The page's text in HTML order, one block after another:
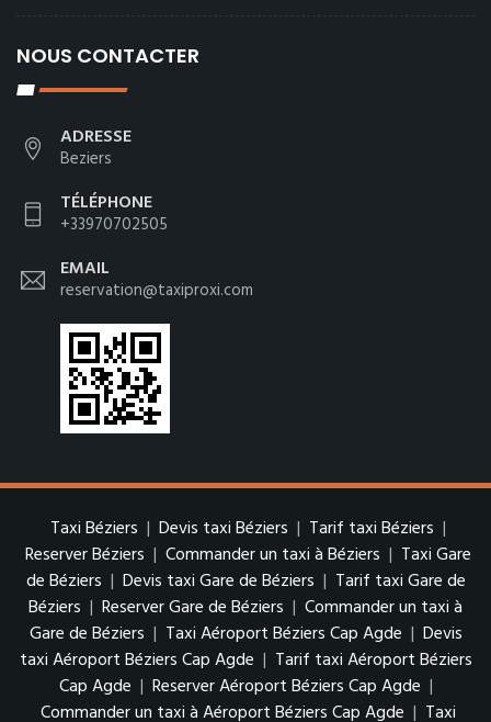
NOUS CONTACTER
ADRESSE
Beziers
TÉLÉPHONE
+33970702505
EMAIL
reservation@taxiproxi.com
Taxi Béziers | Devis taxi Béziers | Tarif taxi Béziers |
Reserver Béziers | Commander un taxi à Béziers | Taxi Gare
de Béziers | Devis taxi Gare de Béziers | Tarif taxi Gare de
Béziers | Reserver Gare de Béziers | Commander un taxi à
Gare de Béziers | Taxi Aéroport Béziers Cap Agde | Devis
taxi Aéroport Béziers Cap Agde | Tarif taxi Aéroport Béziers
Cap Agde | Reserver Aéroport Béziers Cap Agde |
Commander un taxi à Aéroport Béziers Cap Agde | Taxi